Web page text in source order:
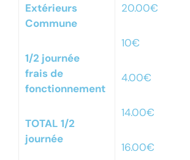
Extérieurs
Commune
1/2 journée
frais de
fonctionnement
TOTAL 1/2
journée
20.00€
10€
4.00€
14.00€
16.00€